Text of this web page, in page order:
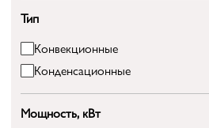
Тип
Конвекционные
Конденсационные
Мощность, кВт